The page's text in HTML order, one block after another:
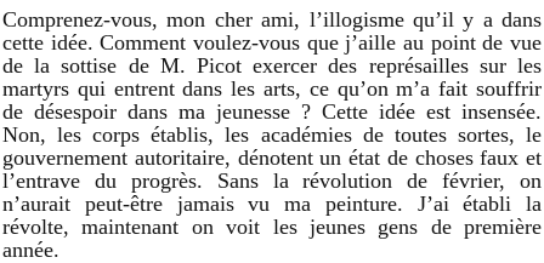
Comprenez-vous, mon cher ami, l’illogisme qu’il y a dans
cette idée. Comment voulez-vous que j’aille au point de vue
de la sottise de M. Picot exercer des représailles sur les
martyrs qui entrent dans les arts, ce qu’on m’a fait souffrir
de désespoir dans ma jeunesse ? Cette idée est insensée.
Non, les corps établis, les académies de toutes sortes, le
gouvernement autoritaire, dénotent un état de choses faux et
l’entrave du progrès. Sans la révolution de février, on
n’aurait peut-être jamais vu ma peinture. J’ai établi la
révolte, maintenant on voit les jeunes gens de première
année.